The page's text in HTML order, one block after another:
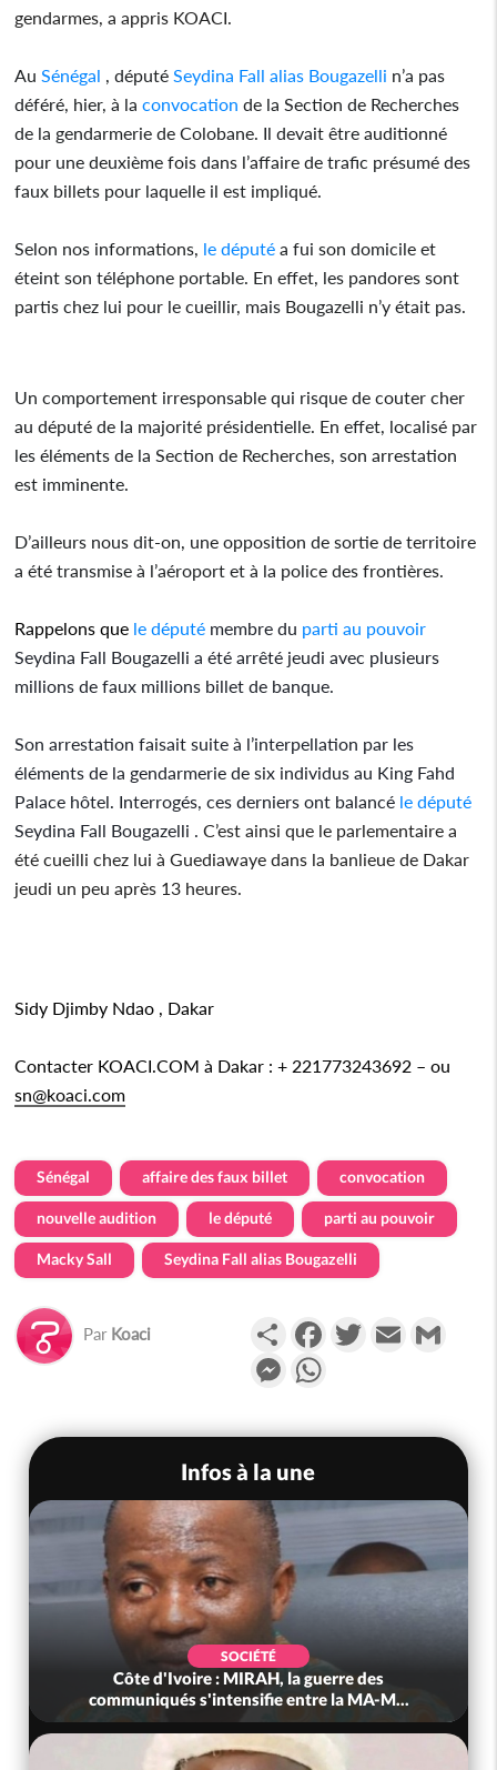
gendarmes, a appris KOACI.
Au Sénégal , député Seydina Fall alias Bougazelli n’a pas
déféré, hier, à la convocation de la Section de Recherches
de la gendarmerie de Colobane. Il devait être auditionné
pour une deuxième fois dans l’affaire de trafic présumé des
faux billets pour laquelle il est impliqué.
Selon nos informations, le députéa fui son domicile et
éteint son téléphone portable. En effet, les pandores sont
partis chez lui pour le cueillir, mais Bougazelli n’y était pas.
Un comportement irresponsable qui risque de couter cher
au député de la majorité présidentielle. En effet, localisé par
les éléments de la Section de Recherches, son arrestation
est imminente.
D’ailleurs nous dit-on, une opposition de sortie de territoire
a été transmise à l’aéroport et à la police des frontières.
Rappelons que le député membre du parti au pouvoir
Seydina Fall Bougazelli a été arrêté jeudi avec plusieurs
millions de faux millions billet de banque.
Son arrestation faisait suite à l’interpellation par les
éléments de la gendarmerie de six individus au King Fahd
Palace hôtel. Interrogés, ces derniers ont balancé le député
Seydina Fall Bougazelli .
C’est ainsi que le parlementaire a
été cueilli chez lui à Guediawaye dans la banlieue de Dakar
jeudi un peu après 13 heures.
Sidy Djimby Ndao , Dakar
Contacter KOACI.COM à Dakar : + 221773243692 – ou
sn@koaci.com
Sénégal affaire des faux billet convocation
nouvelle audition le député parti au pouvoir
Macky Sall Seydina Fall alias Bougazelli
Par Koaci PartagerFacebookTwitterEmail
Messenger
Infos à la une
SOCIÉTÉ
Côte d'Ivoire : MIRAH, la guerre des
communiqués s'intensifie entre la MA-M...